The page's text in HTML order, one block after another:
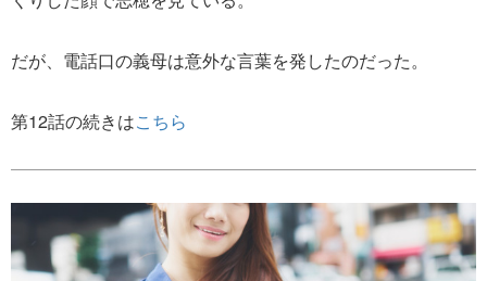
だが、電話口の義母は意外な言葉を発したのだった。
第12話の続きはこちら